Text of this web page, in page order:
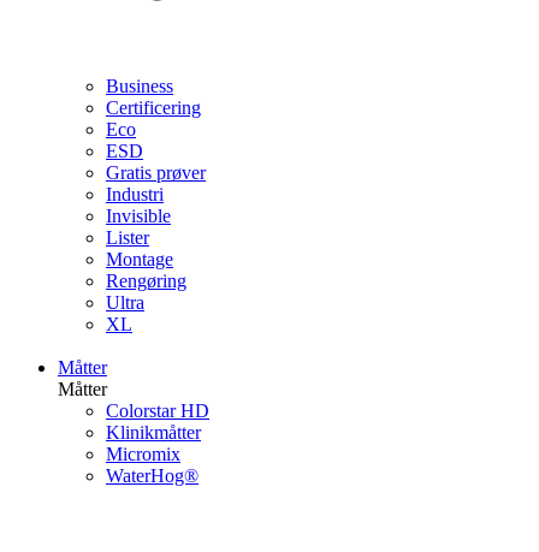
Business
Certificering
Eco
ESD
Gratis prøver
Industri
Invisible
Lister
Montage
Rengøring
Ultra
XL
Måtter
Måtter
Colorstar HD
Klinikmåtter
Micromix
WaterHog®